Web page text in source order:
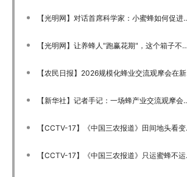
【光明网】对话首席科学家：小蜜蜂如何促进大增收
【光明网】让养蜂人"跑赢花期"，这个箱子不简单
【农民日报】2026规模化蜂业交流观摩会在新疆举行
【新华社】记者手记：一场蜂产业交流观摩会的启示
【CCTV-17】《中国三农报道》田间地头看变化 新疆阿勒泰 创新养蜂合作模式 蜂农增收瓜果提质
【CCTV-17】《中国三农报道》只运蜜蜂不运家 “笼蜂”转运减少损耗降成本